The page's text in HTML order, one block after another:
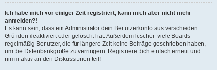
Ich habe mich vor einiger Zeit registriert, kann mich aber nicht mehr
anmelden?!
Es kann sein, dass ein Administrator dein Benutzerkonto aus verschieden
Gründen deaktiviert oder gelöscht hat. Außerdem löschen viele Boards
regelmäßig Benutzer, die für längere Zeit keine Beiträge geschrieben haben,
um die Datenbankgröße zu verringern. Registriere dich einfach erneut und
nimm aktiv an den Diskussionen teil!